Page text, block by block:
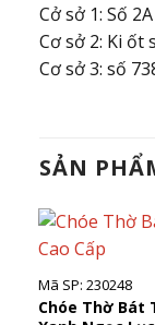
Cở sở 1: Số
Cơ sở 2: Ki ốt
Cơ sở 3: số
SẢN
Mã SP: 230248
Chóe Thờ Bát